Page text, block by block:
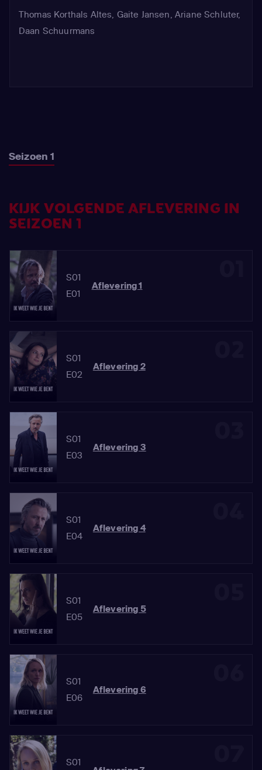
Thomas Korthals Altes, Gaite Jansen, Ariane Schluter,
Daan Schuurmans
Seizoen 1
KIJK VOLGENDE AFLEVERING IN
SEIZOEN 1
S01
E01
Aflevering 1
S01
E02
Aflevering 2
S01
E03
Aflevering 3
S01
E04
Aflevering 4
S01
E05
Aflevering 5
S01
E06
Aflevering 6
S01